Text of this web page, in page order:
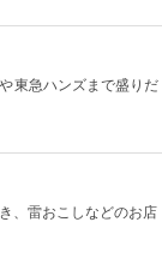
東急ハンズまで盛りだ
、雷おこしなどのお店